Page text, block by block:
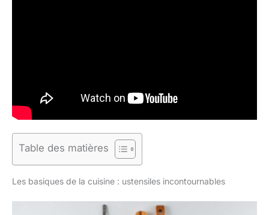
Table des matières
Les basiques de la cuisine : ustensiles incontournables